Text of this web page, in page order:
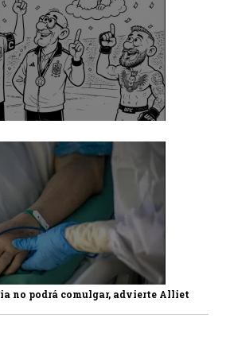
no podrá comulgar, advierte Alliet